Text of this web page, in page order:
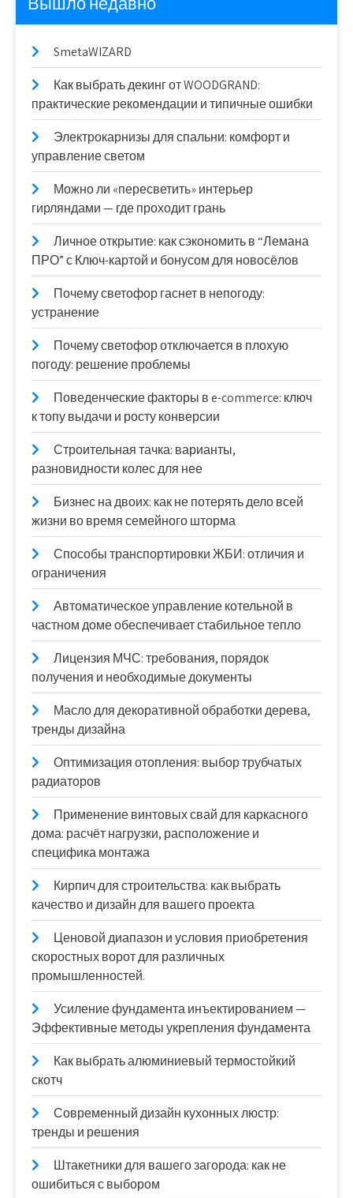
SmetaWIZARD
Как выбрать декинг от WOODGRAND:
практические рекомендации и типичные ошибки
Электрокарнизы для спальни: комфорт и
управление светом
Можно ли «пересветить» интерьер
гирляндами — где проходит грань
Личное открытие: как сэкономить в “Лемана
ПРО” с Ключ-картой и бонусом для новосёлов
Почему светофор гаснет в непогоду:
устранение
Почему светофор отключается в плохую
погоду: решение проблемы
Поведенческие факторы в e-commerce: ключ
к топу выдачи и росту конверсии
Строительная тачка: варианты,
разновидности колес для нее
Бизнес на двоих: как не потерять дело всей
жизни во время семейного шторма
Способы транспортировки ЖБИ: отличия и
ограничения
Автоматическое управление котельной в
частном доме обеспечивает стабильное тепло
Лицензия МЧС: требования, порядок
получения и необходимые документы
Масло для декоративной обработки дерева,
тренды дизайна
Оптимизация отопления: выбор трубчатых
радиаторов
Применение винтовых свай для каркасного
дома: расчёт нагрузки, расположение и
специфика монтажа
Кирпич для строительства: как выбрать
качество и дизайн для вашего проекта
Ценовой диапазон и условия приобретения
скоростных ворот для различных
промышленностей.
Усиление фундамента инъектированием —
Эффективные методы укрепления фундамента
Как выбрать алюминиевый термостойкий
скотч
Современный дизайн кухонных люстр:
тренды и решения
Штакетники для вашего загорода: как не
ошибиться с выбором